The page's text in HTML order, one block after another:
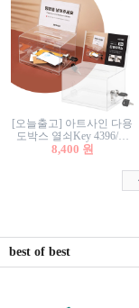
[오늘출고] 아트사인 다용
도박스 열쇠Key 4396/투
표함/건의함/모금함/응모
8,400 원
best of best